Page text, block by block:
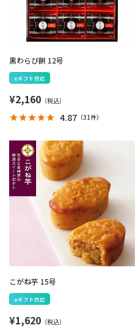
黒わらび餅 12号
eギフト対応
¥2,160
4.87 （31件）
こがね芋 15号
eギフト対応
¥1,620